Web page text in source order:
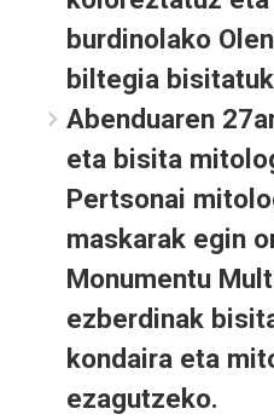
burdinolako
biltegia
Abenduaren
eta bisita
Pertsonai
maskarak egin
Monumentu
ezberdinak
kondaira eta
ezagutzeko.